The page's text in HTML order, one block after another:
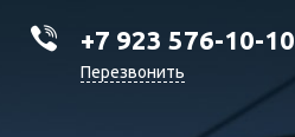
+7 923 576-10-10
Перезвонить